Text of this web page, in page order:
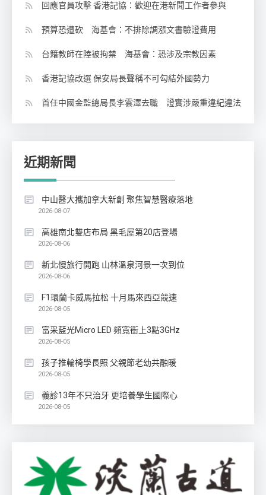
回應官員攻擊 香港記協：歡迎在港新聞工作者參與
預算恐遭砍 海基會：不排除調漲文書驗證費用
台籍教師在陸被拘禁 海基會：恐涉及宗教因素
香港記協改選 保安局長聲稱不可勾結外國勢力
首任中國金監總局長李雲澤去職 證實涉嚴重違紀違法
近期新聞
中山醫大攜加拿大新創 聚焦智慧醫療落地
2026-08-07
高雄南北雙店布局 黑毛屋第20店登場
2026-08-06
新北慢旅行開跑 山林溫泉河景一次到位
2026-08-06
F1環蘭卡威馬拉松 十月馬來西亞競速
2026-08-05
富采藍光Micro LED 頻寬衝上3點3GHz
2026-08-05
孩子推輪椅學長照 父親節老幼共融暖
2026-08-05
義診13年不只治牙 更培養學生國際心
2026-08-05